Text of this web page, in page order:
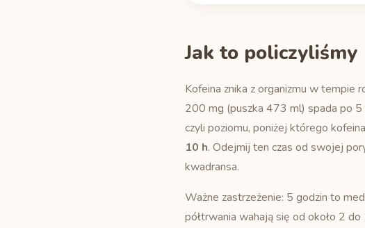
Jak to policzyliśmy
Kofeina znika z organizmu w tempie
200 mg (puszka 473 ml) spada po
czyli poziomu, poniżej którego
10 h. Odejmij ten czas od swojej
kwadransa.
Ważne zastrzeżenie: 5 godzin to
półtrwania wahają się od około 2